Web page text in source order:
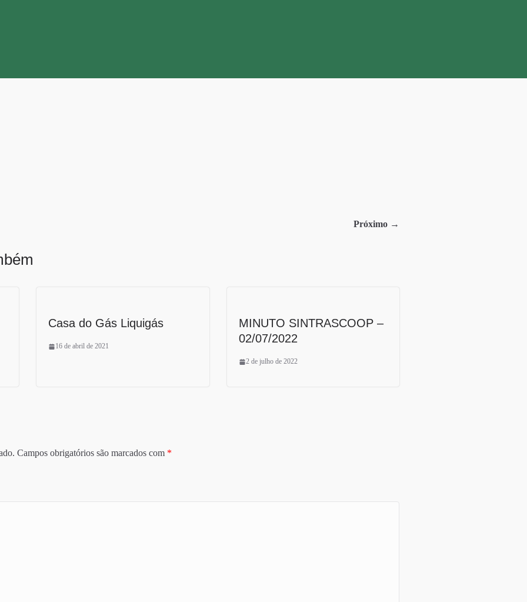
Próximo →
Casa do Gás Liquigás
16 de abril de 2021
MINUTO SINTRASCOOP –
02/07/2022
2 de julho de 2022
Campos obrigatórios são marcados com *